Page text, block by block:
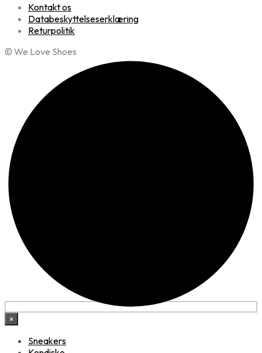
Kontakt os
Databeskyttelseserklæring
Returpolitik
© We Love Shoes
×
Sneakers